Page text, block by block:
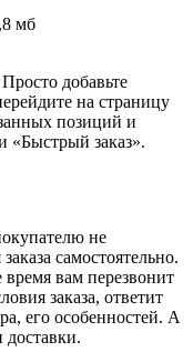
мб
добавьте
на страницу
позиций и
«Быстрый заказ».
не
самостоятельно.
время вам перезвонит
заказа, ответит
его особенностей. А
доставки.